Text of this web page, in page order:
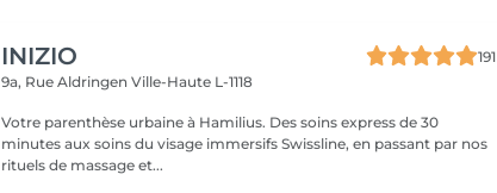
INIZIO
191
9a, Rue AldringenVille-Haute L-1118
Votre parenthèse urbaine à Hamilius. Des soins express de 30
minutes aux soins du visage immersifs Swissline, en passant par nos
rituels de massage et...